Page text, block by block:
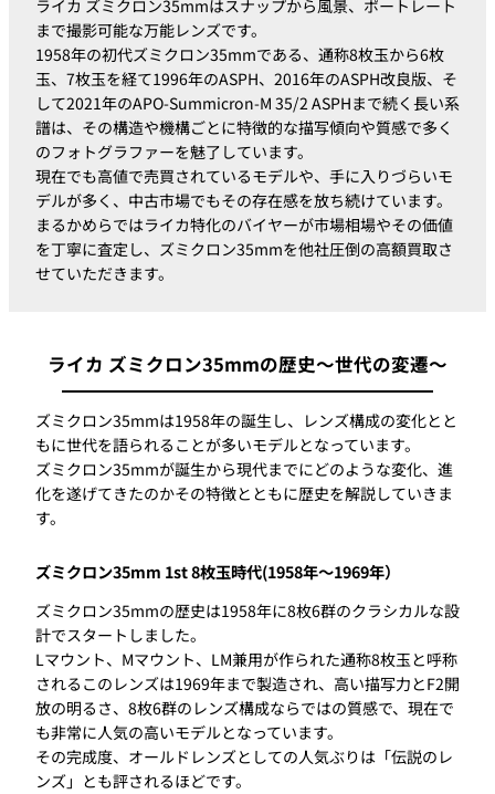
ライカ ズミクロン35mmはスナップから風景、ポートレート
まで撮影可能な万能レンズです。
1958年の初代ズミクロン35mmである、通称8枚玉から6枚
玉、7枚玉を経て1996年のASPH、2016年のASPH改良版、そ
して2021年のAPO-Summicron-M 35/2 ASPHまで続く長い系
譜は、その構造や機構ごとに特徴的な描写傾向や質感で多く
のフォトグラファーを魅了しています。
現在でも高値で売買されているモデルや、手に入りづらいモ
デルが多く、中古市場でもその存在感を放ち続けています。
まるかめらではライカ特化のバイヤーが市場相場やその価値
を丁寧に査定し、ズミクロン35mmを他社圧倒の高額買取さ
せていただきます。
ライカ ズミクロン35mmの歴史〜世代の変遷〜
ズミクロン35mmは1958年の誕生し、レンズ構成の変化とと
もに世代を語られることが多いモデルとなっています。
ズミクロン35mmが誕生から現代までにどのような変化、進
化を遂げてきたのかその特徴とともに歴史を解説していきま
す。
ズミクロン35mm 1st 8枚玉時代(1958年〜1969年）
ズミクロン35mmの歴史は1958年に8枚6群のクラシカルな設
計でスタートしました。
Lマウント、Mマウント、LM兼用が作られた通称8枚玉と呼称
されるこのレンズは1969年まで製造され、高い描写力とF2開
放の明るさ、8枚6群のレンズ構成ならではの質感で、現在で
も非常に人気の高いモデルとなっています。
その完成度、オールドレンズとしての人気ぶりは「伝説のレ
ンズ」とも評されるほどです。